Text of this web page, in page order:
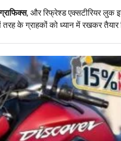
, और रिफ्रेश्ड एक्सटीरियर लुक
के ग्राहकों को ध्यान में रखकर तैयार